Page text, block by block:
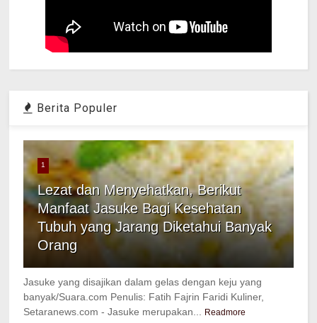
Berita Populer
1
Lezat dan Menyehatkan, Berikut
Manfaat Jasuke Bagi Kesehatan
Tubuh yang Jarang Diketahui Banyak
Orang
Jasuke yang disajikan dalam gelas dengan keju yang
banyak/Suara.com Penulis: Fatih Fajrin Faridi Kuliner,
Setaranews.com - Jasuke merupakan...
Readmore